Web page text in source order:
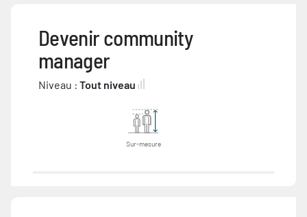
Devenir community
manager
Niveau : Tout niveau
Sur-mesure